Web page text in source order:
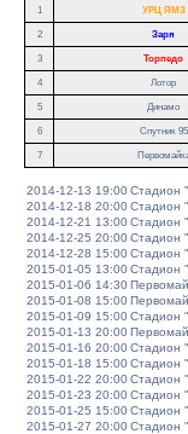
1
УРЦ ЯМЗ
2
Заря
3
Торпедо
4
Лотор
5
Динамо
6
Спутник 95
7
2014-12-13 19:00Стадион
2014-12-18 20:00Стадион
2014-12-21 13:00Стадион
2014-12-25 20:00Стадион
2014-12-28 15:00Стадион
2015-01-05 13:00Стадион
2015-01-06 14:30
2015-01-08 15:00
2015-01-09 15:00Стадион
2015-01-13 20:00
2015-01-16 20:00Стадион
2015-01-18 15:00Стадион
2015-01-22 20:00Стадион
2015-01-23 20:00Стадион
2015-01-25 15:00Стадион
2015-01-27 20:00Стадион